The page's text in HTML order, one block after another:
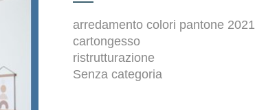
arredamento colori pantone 2021
cartongesso
ristrutturazione
Senza categoria